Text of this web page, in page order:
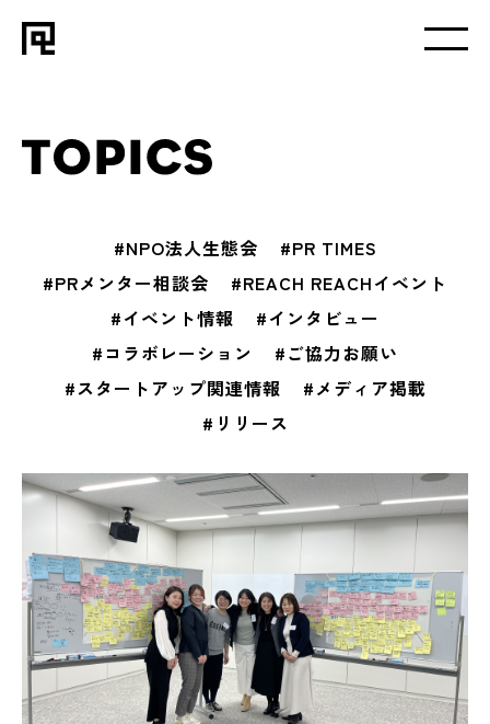
#NPO法人生態会
#PR TIMES
#PRメンター相談会
#REACH REACHイベント
#イベント情報
#インタビュー
#コラボレーション
#ご協力お願い
#スタートアップ関連情報
#メディア掲載
#リリース